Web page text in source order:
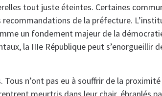
tout juste éteintes. Certaines
recommandations de la préfecture.
un fondement majeur de la
la IIIe République peut s’enorgueillir
n’ont pas eu à souffrir de la
meurtris dans leur chair, ébranlés